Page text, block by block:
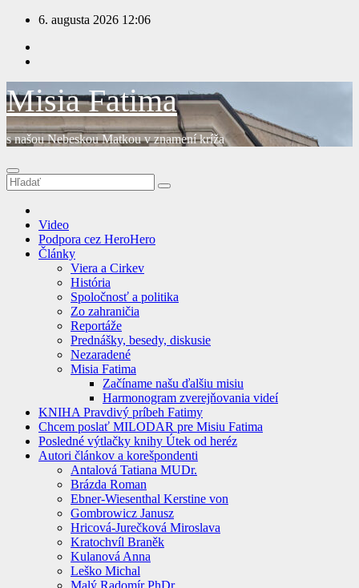
Prejsť
obsah
6. augusta 2026 12:06
Misia Fatima
s našou Nebeskou Matkou v znamení kríža
Video
Podpora cez HeroHero
Články
Viera a Cirkev
História
Spoločnosť a politika
Zo zahraničia
Reportáže
Prednášky, besedy, diskusie
Nezaradené
Misia Fatima
Začíname našu ďalšiu misiu
Harmonogram zverejňovania videí
KNIHA Pravdivý príbeh Fatimy
Chcem poslať MILODAR pre Misiu Fatima
Posledné výtlačky knihy Útek od heréz
Autori článkov a korešpondenti
Antalová Tatiana MUDr.
Brázda Roman
Ebner-Wiesenthal Kerstine von
Gombrowicz Janusz
Hricová-Jurečková Miroslava
Kratochvíl Braněk
Kulanová Anna
Leško Michal
Malý Radomír PhDr.